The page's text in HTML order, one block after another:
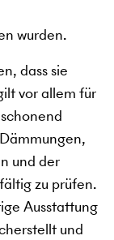
wurden.
dass sie
vor allem für
und der
zu prüfen.
Ausstattung
und